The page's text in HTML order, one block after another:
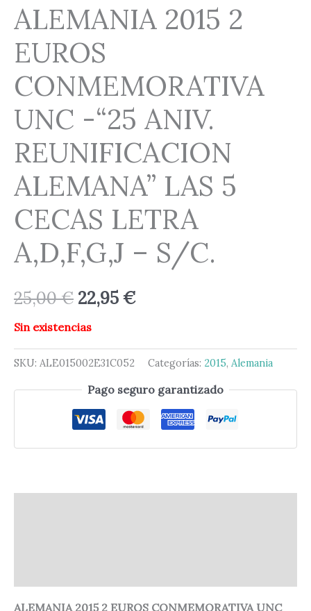
ALEMANIA 2015 2
EUROS
CONMEMORATIVA
UNC -“25 ANIV.
REUNIFICACION
ALEMANA” LAS 5
CECAS LETRA
A,D,F,G,J – S/C.
25,00€ 22,95€
Sin existencias
SKU: ALE015002E31C052 Categorías: 2015, Alemania
Pago seguro garantizado
ALEMANIA 2015 2 EUROS CONMEMORATIVA UNC